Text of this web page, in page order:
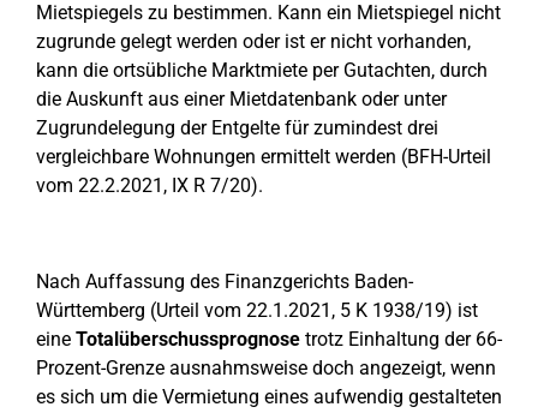
Mietspiegels zu bestimmen. Kann ein Mietspiegel nicht
zugrunde gelegt werden oder ist er nicht vorhanden,
kann die ortsübliche Marktmiete per Gutachten, durch
die Auskunft aus einer Mietdatenbank oder unter
Zugrundelegung der Entgelte für zumindest drei
vergleichbare Wohnungen ermittelt werden (BFH-Urteil
vom 22.2.2021, IX R 7/20).
Nach Auffassung des Finanzgerichts Baden-
Württemberg (Urteil vom 22.1.2021, 5 K 1938/19) ist
eine Totalüberschussprognose trotz Einhaltung der 66-
Prozent-Grenze ausnahmsweise doch angezeigt, wenn
es sich um die Vermietung eines aufwendig gestalteten